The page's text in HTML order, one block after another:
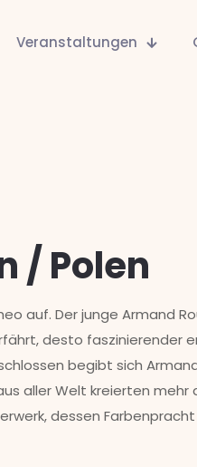
Veranstaltungen
/ Polen
auf. Der junge Armand
desto faszinierender
begibt sich
aller Welt kreierten mehr
dessen